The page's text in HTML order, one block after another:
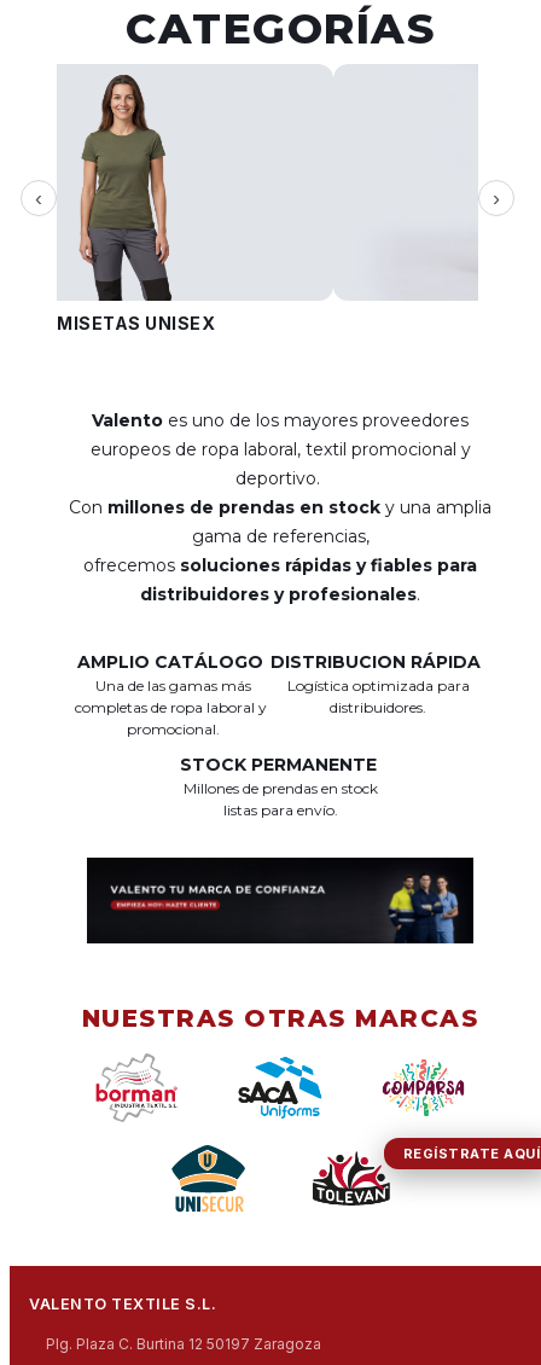
CATEGORÍAS
‹
CAMISETAS UNISEX
›
Valento es uno de los mayores proveedores
europeos de ropa laboral, textil promocional y
deportivo.
Con millones de prendas en stock y una amplia
gama de referencias,
ofrecemos soluciones rápidas y fiables para
distribuidores y profesionales.
AMPLIO CATÁLOGO
Una de las gamas más
completas de ropa laboral y
promocional.
DISTRIBUCION RÁPIDA
Logística optimizada para
distribuidores.
STOCK PERMANENTE
Millones de prendas en stock
listas para envío.
NUESTRAS OTRAS MARCAS
REGÍSTRATE AQUÍ
VALENTO TEXTILE S.L.
Plg. Plaza C. Burtina 12 50197 Zaragoza